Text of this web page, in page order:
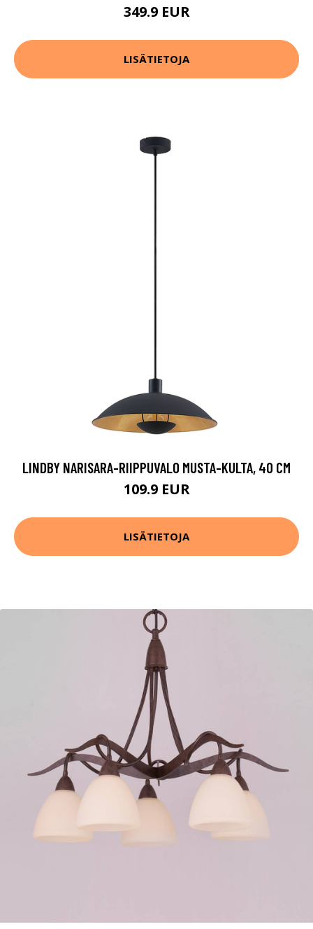
349.9 EUR
LISÄTIETOJA
LINDBY NARISARA-RIIPPUVALO MUSTA-KULTA, 40 CM
109.9 EUR
LISÄTIETOJA